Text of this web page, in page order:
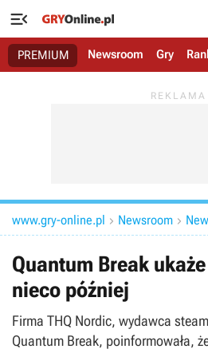

PREMIUM Newsroom Gry
www.gry-online.pl  Newsroom 
Quantum Break
nieco później
Firma THQ Nordic, wydawca
Quantum Break, poinformowała,